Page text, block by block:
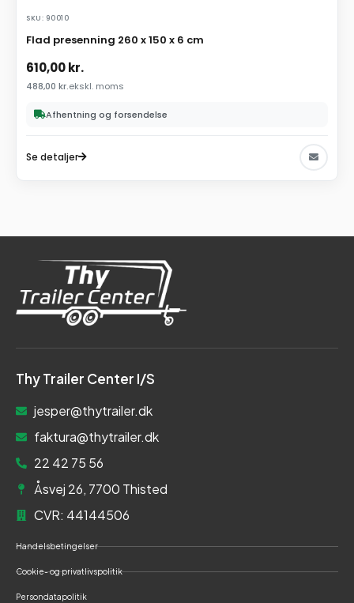
SKU: 90010
Flad presenning 260 x 150 x 6 cm
610,00kr.
488,00 kr.ekskl. moms
Afhentning og forsendelse
Se detaljer
Thy Trailer Center I/S
jesper@thytrailer.dk
faktura@thytrailer.dk
22 42 75 56
Åsvej 26, 7700 Thisted
CVR: 44144506
Handelsbetingelser
Cookie- og privatlivspolitik
Persondatapolitik